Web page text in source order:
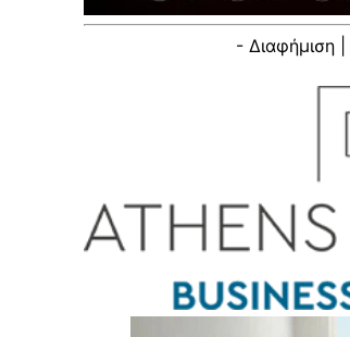
- Διαφήμιση